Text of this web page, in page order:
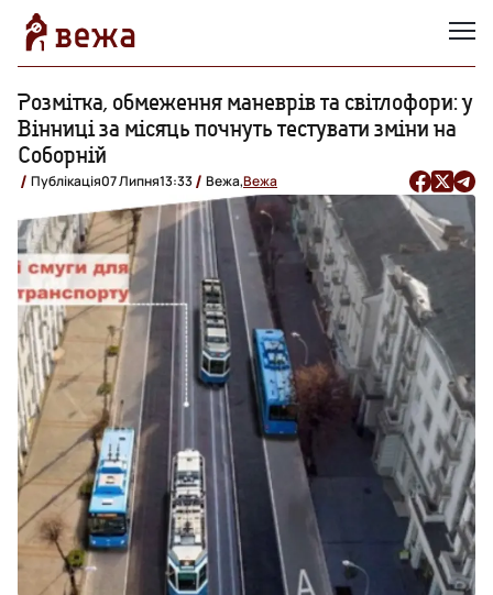
Розмітка, обмеження маневрів та світлофори: у
Вінниці за місяць почнуть тестувати зміни на
Соборній
Публікація07 Липня13:33 Вежа,Вежа